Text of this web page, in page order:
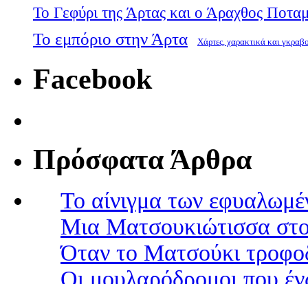
Το Γεφύρι της Άρτας και ο Άραχθος
Το εμπόριο στην Άρτα Χάρτες, χαρακτικά και
Facebook
Πρόσφατα Άρθρα
Το αίνιγμα των
Μια Ματσουκιώτισσα
Όταν το Ματσούκι